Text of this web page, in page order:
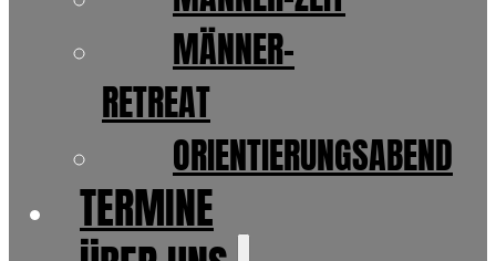
MÄNNER-
RETREAT
ORIENTIERUNGSABEND
TERMINE